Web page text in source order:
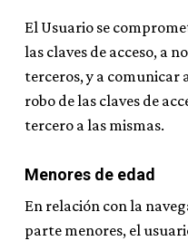
El Usuario se
las claves de acceso, a
terceros, y a comunicar
robo de las claves de
tercero a las mismas.
Menores de edad
En relación con la
parte menores, el